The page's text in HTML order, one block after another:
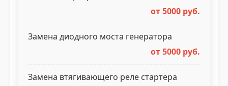
от 5000 руб.
Замена диодного моста генератора
от 5000 руб.
Замена втягивающего реле стартера